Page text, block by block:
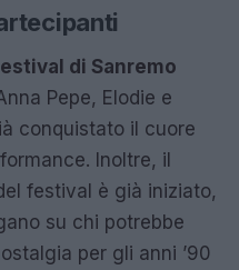
di Sanremo
Pepe, Elodie e
conquistato il cuore
Inoltre, il
festival è già iniziato,
su chi potrebbe
per gli anni ’90